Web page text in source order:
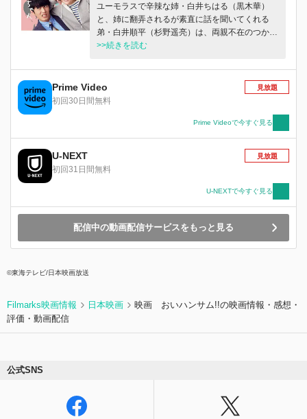
ユーモラスで辛辣な姉・白井ちはる（黒木華）
と、姉に翻弄されるが素直に話を聞いてくれる
弟・白井順平（杉野遥亮）は、両親不在のつかの
間、二人暮らしをしている。 仕事を終え帰宅し
べながら、恋・仕事・趣味・人生にまつわる会話
を繰り広げる。姉弟だからこそのぶっちゃけトー
クで炸裂する“姉ちゃんの本音“は、一見ひねくれ
っ当で、順平は妙に納得してしまう。
>>続きを読む
Prime Video
初回30日間無料
見放題
Prime Videoで今すぐ見る
U-NEXT
初回31日間無料
見放題
U-NEXTで今すぐ見る
配信中の動画配信サービスをもっと見る
©東海テレビ/日本映画放送
Filmarks映画情報 日本映画
映画 おいハンサム!!の映画情報・感想・
評価・動画配信
公式SNS